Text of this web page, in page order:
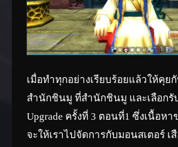
เมื่อทำทุกอย่างเรียบร้อยแล้วให้คุยกั
สำนักชินมู ที่สำนักชินมู และเลือกรั
Upgrade ครั้งที่ 3 ตอนที่1 ซึ่งเนื้อห
จะให้เราไปจัดการกับมอนสเตอร์ เ